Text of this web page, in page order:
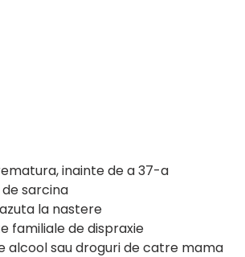
inainte de a 37-a
sarcina
la nastere
familiale de dispraxie
alcool sau droguri de catre mama